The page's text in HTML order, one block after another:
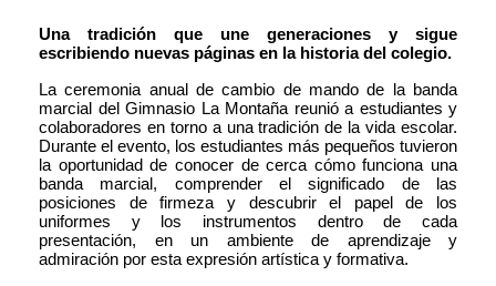
Una tradición que une generaciones y sigue
escribiendo nuevas páginas en la historia del colegio.
La ceremonia anual de cambio de mando de la banda
marcial del Gimnasio La Montaña reunió a estudiantes y
colaboradores en torno a una tradición de la vida escolar.
Durante el evento, los estudiantes más pequeños tuvieron
la oportunidad de conocer de cerca cómo funciona una
banda marcial, comprender el significado de las
posiciones de firmeza y descubrir el papel de los
uniformes y los instrumentos dentro de cada
presentación, en un ambiente de aprendizaje y
admiración por esta expresión artística y formativa.